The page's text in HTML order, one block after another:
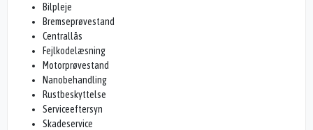
Bilpleje
Bremseprøvestand
Centrallås
Fejlkodelæsning
Motorprøvestand
Nanobehandling
Rustbeskyttelse
Serviceeftersyn
Skadeservice